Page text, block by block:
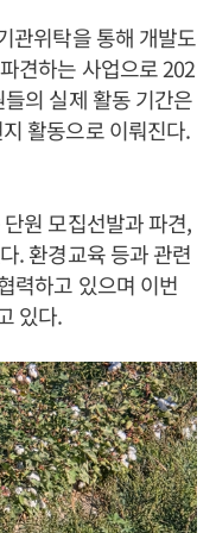
관위탁을 통해 개발도
견하는 사업으로 202
의 실제 활동 기간은
활동으로 이뤄진다.
원 모집선발과 파견,
. 환경교육 등과 관련
력하고 있으며 이번
있다.